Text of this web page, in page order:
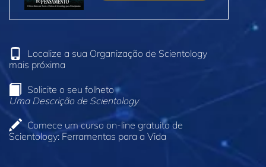
Localize a sua Organização de Scientology
mais próxima
Solicite o seu folheto
Uma Descrição de Scientology
Comece um curso on‑line gratuito de
Scientology: Ferramentas para a Vida